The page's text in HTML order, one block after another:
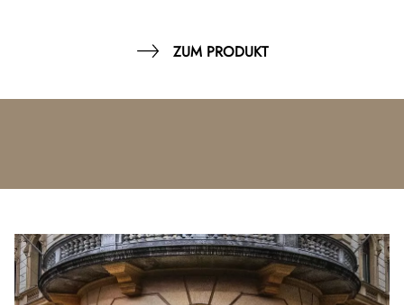
ZUM PRODUKT